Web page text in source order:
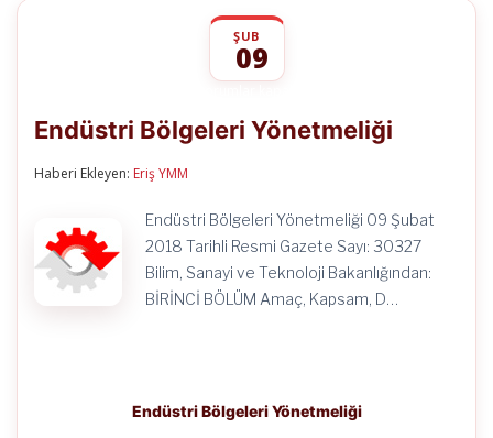
ŞUB
09
Yönetmeliği
için
Endüstri Bölgeleri Yönetmeliği
Haberi Ekleyen: Eriş YMM
Endüstri Bölgeleri Yönetmeliği 09 Şubat
2018 Tarihli Resmi Gazete Sayı: 30327
Bilim, Sanayi ve Teknoloji Bakanlığından:
BİRİNCİ BÖLÜM Amaç, Kapsam, D…
Endüstri Bölgeleri Yönetmeliği